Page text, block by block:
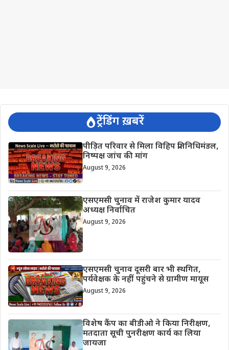
ट्रेंडिंग ख़बरें
पीड़ित परिवार से मिला विहिप प्रतिनिधिमंडल,
निष्पक्ष जांच की मांग
August 9, 2026
एसएमसी चुनाव में राजेश कुमार यादव
अध्यक्ष निर्वाचित
August 9, 2026
एसएमसी चुनाव दूसरी बार भी स्थगित,
पर्यवेक्षक के नहीं पहुंचने से ग्रामीण मायूस
August 9, 2026
विशेष कैंप का बीडीओ ने किया निरीक्षण,
मतदाता सूची पुनरीक्षण कार्य का लिया
जायजा